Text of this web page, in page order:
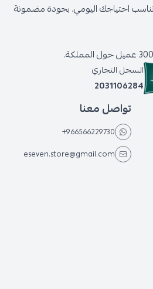
احتياجك اليومي، بجودة مضمونة
السجل التجاري
2031106284
تواصل معنا
+966566229730
eseven.store@gmail.com